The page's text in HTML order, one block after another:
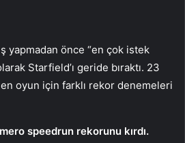
yapmadan önce “en çok istek
Starfield’ı geride bıraktı. 23
oyun için farklı rekor denemeleri
speedrun rekorunu kırdı.